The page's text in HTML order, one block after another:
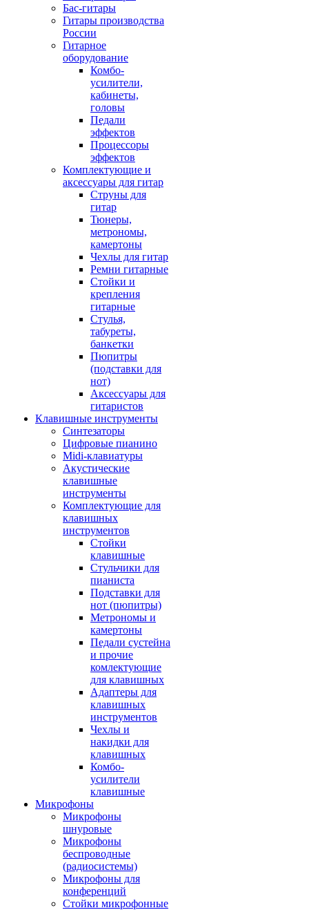
Бас-гитары
Гитары производства
России
Гитарное
оборудование
Комбо-
усилители,
кабинеты,
головы
Педали
эффектов
Процессоры
эффектов
Комплектующие и
аксессуары для гитар
Струны для
гитар
Тюнеры,
метрономы,
камертоны
Чехлы для гитар
Ремни гитарные
Стойки и
крепления
гитарные
Стулья,
табуреты,
банкетки
Пюпитры
(подставки для
нот)
Аксессуары для
гитаристов
Клавишные инструменты
Синтезаторы
Цифровые пианино
Midi-клавиатуры
Акустические
клавишные
инструменты
Комплектующие для
клавишных
инструментов
Стойки
клавишные
Стульчики для
пианиста
Подставки для
нот (пюпитры)
Метрономы и
камертоны
Педали сустейна
и прочие
комлектующие
для клавишных
Адаптеры для
клавишных
инструментов
Чехлы и
накидки для
клавишных
Комбо-
усилители
клавишные
Микрофоны
Микрофоны
шнуровые
Микрофоны
беспроводные
(радиосистемы)
Микрофоны для
конференций
Стойки микрофонные